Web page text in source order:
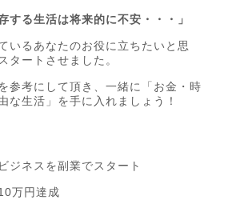
する生活は将来的に不安・・・」
いるあなたのお役に立ちたいと思
タートさせました。
参考にして頂き、一緒に「お金・時
な生活」を手に入れましょう！
ジネスを副業でスタート
万円達成